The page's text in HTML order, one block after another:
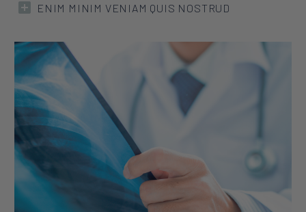
ENIM MINIM VENIAM QUIS NOSTRUD